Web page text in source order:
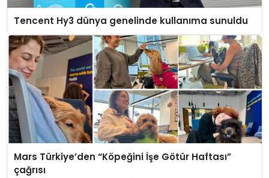
Tencent Hy3 dünya genelinde kullanıma sunuldu
Mars Türkiye’den “Köpeğini İşe Götür Haftası”
çağrısı